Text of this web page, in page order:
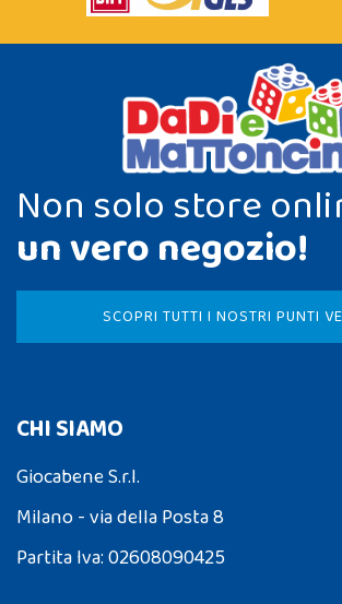
Non solo store
un vero negozio!
SCOPRI TUTTI I NOSTRI PUNTI
CHI SIAMO
Giocabene S.r.l.
Milano - via della Posta 8
Partita Iva: 02608090425